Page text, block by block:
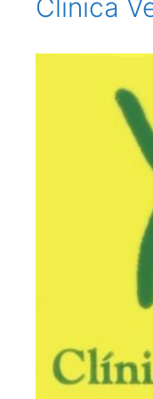
Clinica